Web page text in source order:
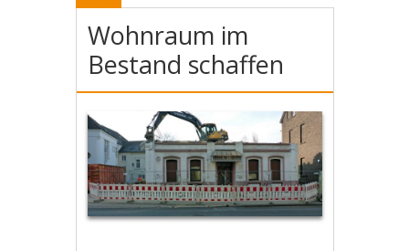
Wohnraum im
Bestand schaffen